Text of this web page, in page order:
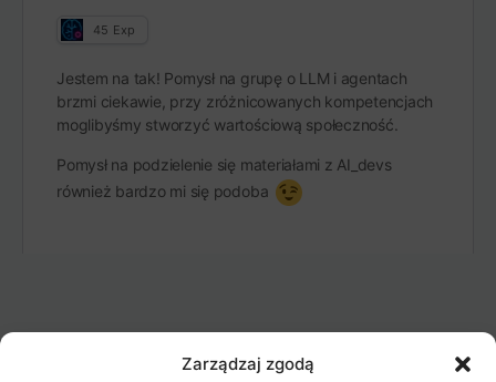
Zarządzaj zgodą
45 Exp
Jestem na tak! Pomysł na grupę o LLM i agentach
brzmi ciekawie, przy zróżnicowanych kompetencjach
moglibyśmy stworzyć wartościową społeczność.
Pomysł na podzielenie się materiałami z AI_devs
również bardzo mi się podoba